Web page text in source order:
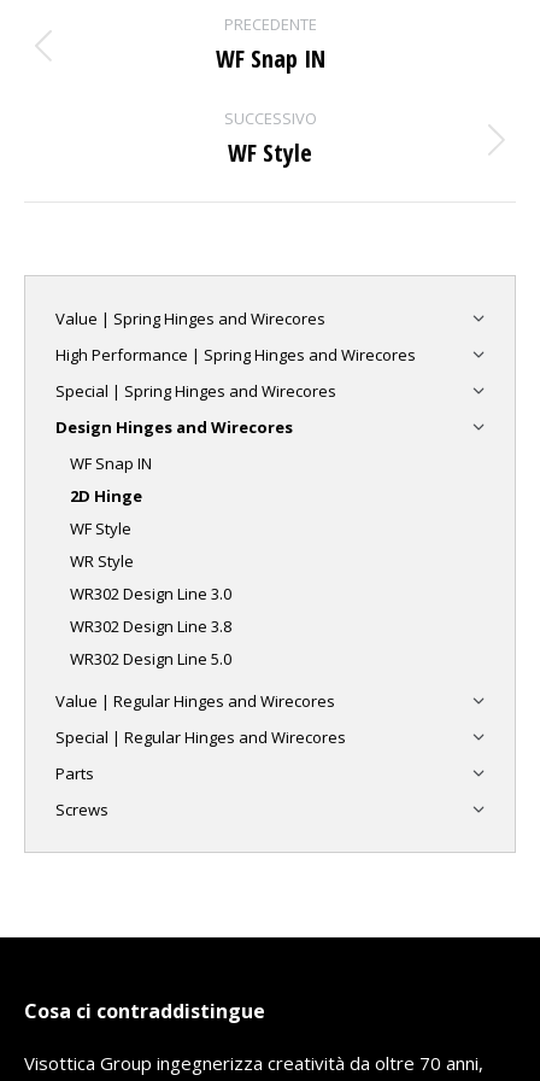
navigation
PRECEDENTE
Previous
WF Snap IN
SUCCESSIVO
Next
WF Style
Value | Spring Hinges and Wirecores
High Performance | Spring Hinges and Wirecores
Special | Spring Hinges and Wirecores
Design Hinges and Wirecores
WF Snap IN
2D Hinge
WF Style
WR Style
WR302 Design Line 3.0
WR302 Design Line 3.8
WR302 Design Line 5.0
Value | Regular Hinges and Wirecores
Special | Regular Hinges and Wirecores
Parts
Screws
Cosa ci contraddistingue
Visottica Group ingegnerizza creatività da oltre 70 anni,